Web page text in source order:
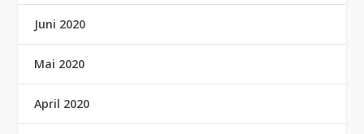
Juni 2020
Mai 2020
April 2020